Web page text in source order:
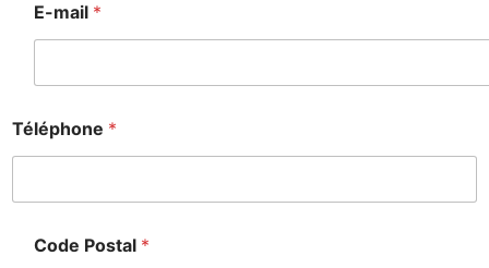
E-mail *
Téléphone *
Code Postal *